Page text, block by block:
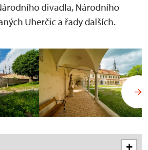
divadla, Národního
Uherčic a řady dalších.
+